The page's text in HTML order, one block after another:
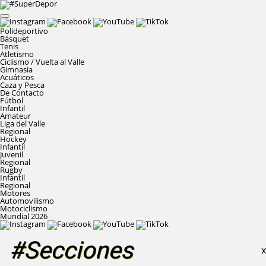
Polideportivo
Básquet
Tenis
Atletismo
Ciclismo / Vuelta al Valle
Gimnasia
Acuáticos
Caza y Pesca
De Contacto
Fútbol
Infantil
Amateur
Liga del Valle
Regional
Hockey
Infantil
Juvenil
Regional
Rugby
Infantil
Regional
Motores
Automovilismo
Motociclismo
Mundial 2026
#Secciones X